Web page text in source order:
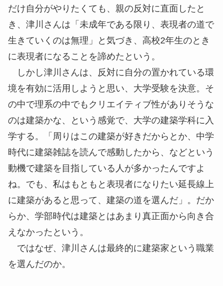
だけ自分がやりたくても、親の反対に直面したと
き、津川さんは「未成年である限り、表現者の道で
生きていくのは無理」と気づき、高校2年生のとき
に表現者になることを諦めたという。
しかし津川さんは、反対に自分の置かれている環
境を有効に活用しようと思い、大学受験を決意。そ
の中で理系の中でもクリエイティブ性がありそうな
のは建築かな、という感覚で、大学の建築学科に入
学する。「周りはこの建築が好きだからとか、中学
時代に建築雑誌を読んで感動したから、などという
動機で建築を目指している人が多かったんですよ
ね。でも、私はもともと表現者になりたい延長線上
に建築があると思って、建築の道を選んだ」。だか
らか、学部時代は建築とはあまり真正面から向き合
えなかったという。
ではなぜ、津川さんは最終的に建築家という職業
を選んだのか。